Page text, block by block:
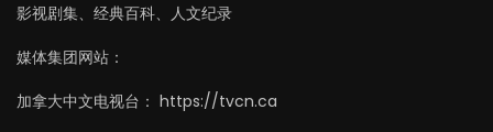
影视剧集、经典百科、人文纪录
媒体集团网站：
加拿大中文电视台： https://tvcn.ca